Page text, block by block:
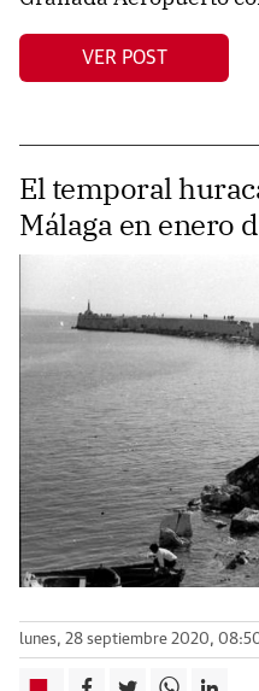
VER POST
El temporal
Málaga en enero
lunes, 28 septiembre 2020,